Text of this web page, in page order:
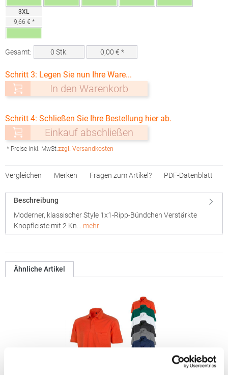
3XL
9,66 € *
Gesamt: 0 Stk. 0,00 € *
Schritt 3: Legen Sie nun Ihre Ware...
In den Warenkorb
Schritt 4: Schließen Sie Ihre Bestellung hier ab.
Einkauf abschließen
* Preise inkl. MwSt.zzgl. Versandkosten
Vergleichen Merken Fragen zum Artikel? PDF-Datenblatt
Beschreibung
Moderner, klassischer Style 1x1-Ripp-Bündchen Verstärkte
Knopfleiste mit 2 Kn… mehr
Ähnliche Artikel